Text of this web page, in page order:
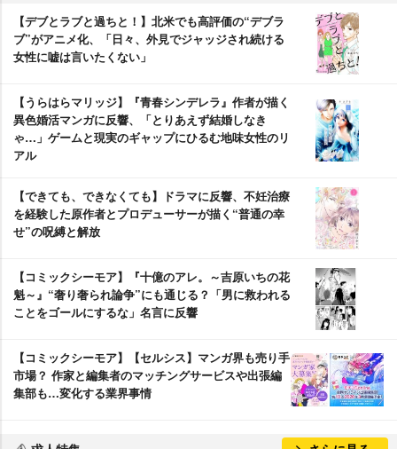
【デブとラブと過ちと！】北米でも高評価の“デブラ
ブ”がアニメ化、「日々、外見でジャッジされ続ける
女性に嘘は言いたくない」
【うらはらマリッジ】『青春シンデレラ』作者が描く
異色婚活マンガに反響、「とりあえず結婚しなき
ゃ…」ゲームと現実のギャップにひるむ地味女性のリ
アル
【できても、できなくても】ドラマに反響、不妊治療
を経験した原作者とプロデューサーが描く“普通の幸
せ”の呪縛と解放
【コミックシーモア】『十億のアレ。～吉原いちの花
魁～』“奢り奢られ論争”にも通じる？「男に救われる
ことをゴールにするな」名言に反響
【コミックシーモア】【セルシス】マンガ界も売り手
市場？ 作家と編集者のマッチングサービスや出張編
集部も…変化する業界事情